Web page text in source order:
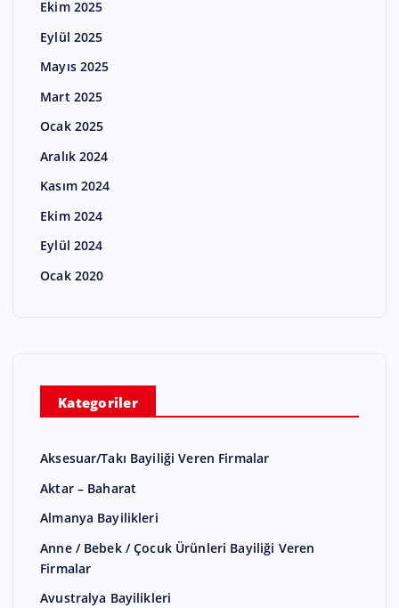
Ekim 2025
Eylül 2025
Mayıs 2025
Mart 2025
Ocak 2025
Aralık 2024
Kasım 2024
Ekim 2024
Eylül 2024
Ocak 2020
Kategoriler
Aksesuar/Takı Bayiliği Veren Firmalar
Aktar – Baharat
Almanya Bayilikleri
Anne / Bebek / Çocuk Ürünleri Bayiliği Veren
Firmalar
Avustralya Bayilikleri